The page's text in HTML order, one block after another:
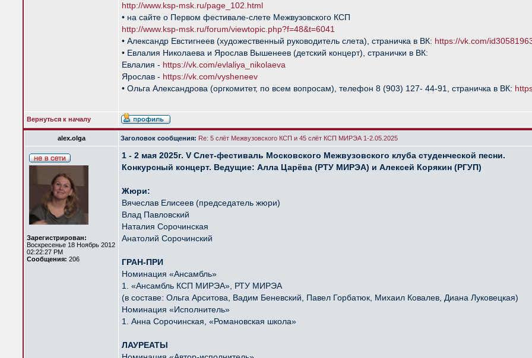
http://www.ksp-msk.ru/page_102.html
• на сайте о Первом фестивале-слете Межвузовского КСП
http://www.ksp-msk.ru/forum/viewtopic.php?f=48&t=6041
• Александр Евстигнеев (художественный руководитель слета), страничка в ВК: https://vk.com/
• Евлалия Николаева и Ярослав Вышенеев (детский концерт), странички в ВК:
Евлалия - https://vk.com/evlaliya_nikolaeva
Ярослав - https://vk.com/vysheneev
• Ольга Александрова (оргкомитет, по всем вопросам), телефон 8 (903) 127- 44-91, страничка в ВК:
Вернуться к началу
alex.olga Заголовок сообщения: Re: 5 слёт Межвузовского КСП и 45 слёт КСП МИРЭА 1-2.05.2025
Зарегистрирован:
Воскресенье 18 Ноябрь 2012
02:22:27 PM
Сообщения: 206
1 - 2 мая 2025г. V Слет-фестиваль Московского Межвузовского клуба студенческой песни.
Конкурсный концерт. Ведущие: Алла Царёва (РТУ МИРЭА) и Алексей Корякин (РГУП)
Жюри:
Вячеслав Елисеев (председатель жюри)
Влад Павловский
Наталия Сорочинская
Анатолий Сорочинский
ГРАН-ПРИ
Номинация «Ансамбль»
1. «Ансамбль КСП МИРЭА», РТУ МИРЭА
(в составе: Ольга Арситова, Вадим Беневский, Павел Горбатюк, Михаил Ковалев, Диана Луковецкая)
Номинация «Исполнитель»
1. Анна Сорочинская, «Романовская школа»
ЛАУРЕАТЫ